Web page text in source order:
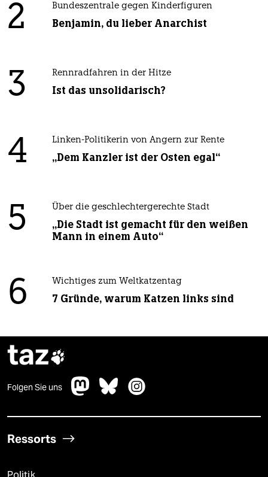
2 Bundeszentrale gegen Kinderfiguren
Benjamin, du lieber Anarchist
3 Rennradfahren in der Hitze
Ist das unsolidarisch?
4 Linken-Politikerin von Angern zur Rente
„Dem Kanzler ist der Osten egal“
5 Über die geschlechtergerechte Stadt
„Die Stadt ist gemacht für den weißen
Mann in einem Auto“
6 Wichtiges zum Weltkatzentag
7 Gründe, warum Katzen links sind
taz
Folgen Sie uns
Ressorts